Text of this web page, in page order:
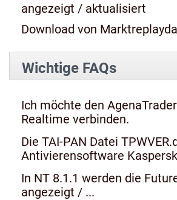
angezeigt / aktualisiert
Download von
Wichtige FAQs
Ich möchte den
Realtime verbinden.
Die TAI-PAN Datei
Antivierensoftware
In NT 8.1.1 werden die
angezeigt / ...